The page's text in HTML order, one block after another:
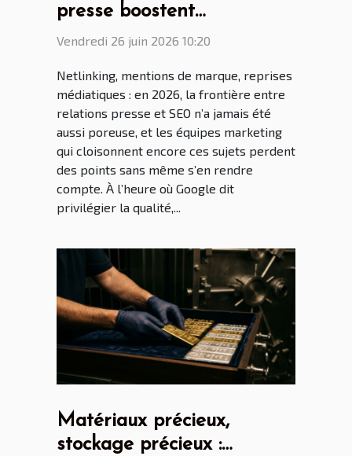
presse boostent
indirectement votre seo via
Vendredi 26 juin 2026 10:20
Netlinking, mentions de marque, reprises
médiatiques : en 2026, la frontière entre
relations presse et SEO n’a jamais été
aussi poreuse, et les équipes marketing
qui cloisonnent encore ces sujets perdent
des points sans même s’en rendre
compte. À l’heure où Google dit
privilégier la qualité,...
Matériaux précieux,
stockage précieux :